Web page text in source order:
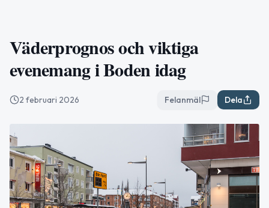
Väderprognos och viktiga
evenemang i Boden idag
2 februari 2026 Felanmäl Dela